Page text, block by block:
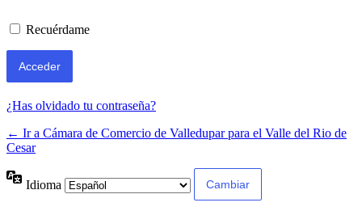
Recuérdame
¿Has olvidado tu contraseña?
← Ir a Cámara de Comercio de Valledupar para el Valle del Rio de
Cesar
Idioma